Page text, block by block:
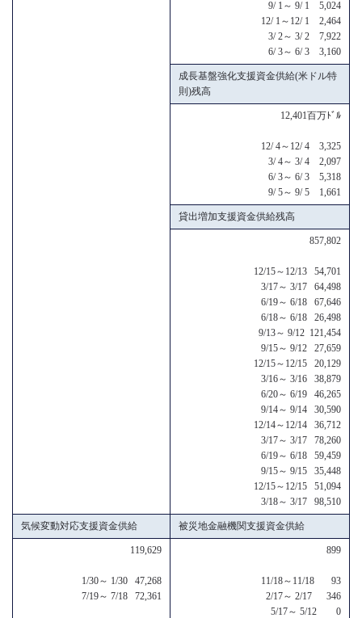
9/ 1～ 9/ 1 5,024
12/ 1～12/ 1 2,464
3/ 2～ 3/ 2 7,922
6/ 3～ 6/ 3 3,160
成長基盤強化支援資金供給(米ドル特
則)残高
12,401百万ﾄﾞﾙ
12/ 4～12/ 4 3,325
3/ 4～ 3/ 4 2,097
6/ 3～ 6/ 3 5,318
9/ 5～ 9/ 5 1,661
貸出増加支援資金供給残高
857,802
12/15～12/13 54,701
3/17～ 3/17 64,498
6/19～ 6/18 67,646
6/18～ 6/18 26,498
9/13～ 9/12 121,454
9/15～ 9/12 27,659
12/15～12/15 20,129
3/16～ 3/16 38,879
6/20～ 6/19 46,265
9/14～ 9/14 30,590
12/14～12/14 36,712
3/17～ 3/17 78,260
6/19～ 6/18 59,459
9/15～ 9/15 35,448
12/15～12/15 51,094
3/18～ 3/17 98,510
気候変動対応支援資金供給 被災地金融機関支援資金供給
119,629
1/30～ 1/30 47,268
7/19～ 7/18 72,361
899
11/18～11/18 93
2/17～ 2/17 346
5/17～ 5/12 0